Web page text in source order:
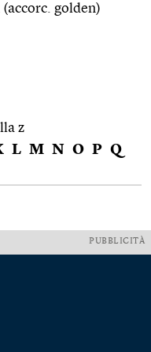
golden)
z
L M N O P Q
PUBBLICITÀ